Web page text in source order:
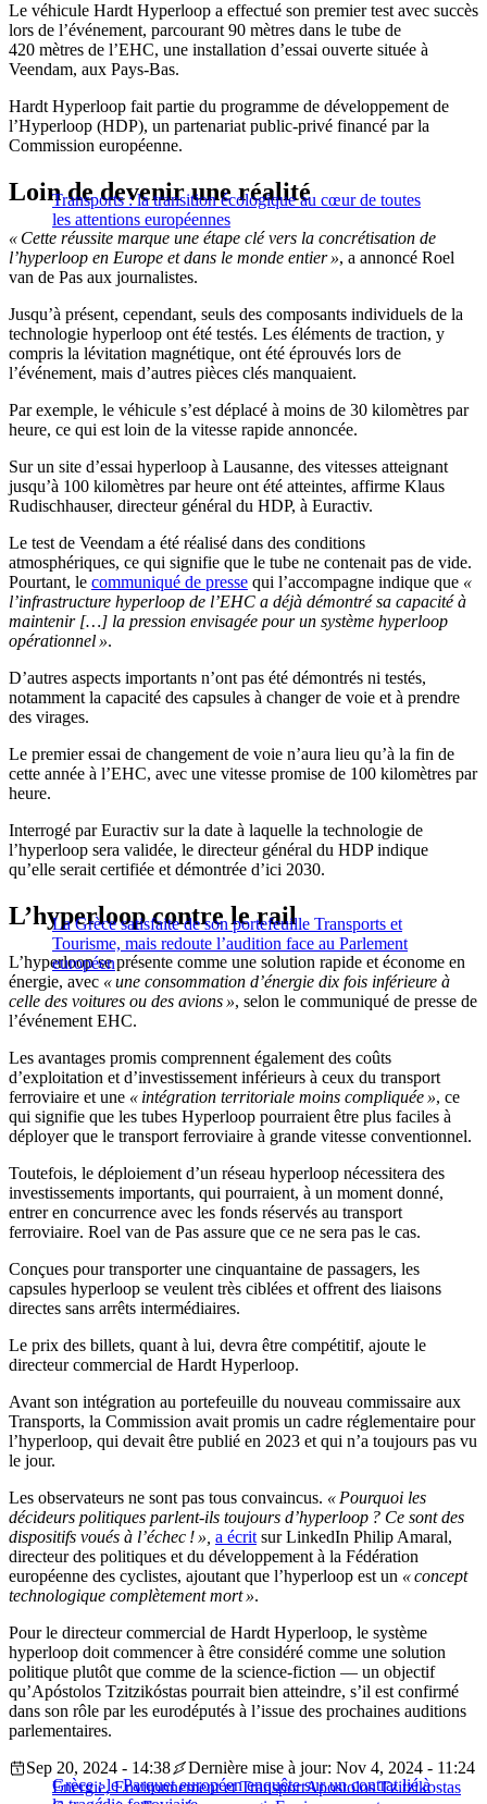
Le véhicule Hardt Hyperloop a effectué son premier test avec succès
lors de l’événement, parcourant 90 mètres dans le tube de
420 mètres de l’EHC, une installation d’essai ouverte située à
Veendam, aux Pays-Bas.
Hardt Hyperloop fait partie du programme de développement de
l’Hyperloop (HDP), un partenariat public-privé financé par la
Commission européenne.
Transports : la transition écologique au cœur de toutes
les attentions européennes
Loin de devenir une réalité
« Cette réussite marque une étape clé vers la concrétisation de
l’hyperloop en Europe et dans le monde entier », a annoncé Roel
van de Pas aux journalistes.
Jusqu’à présent, cependant, seuls des composants individuels de la
technologie hyperloop ont été testés. Les éléments de traction, y
compris la lévitation magnétique, ont été éprouvés lors de
l’événement, mais d’autres pièces clés manquaient.
Par exemple, le véhicule s’est déplacé à moins de 30 kilomètres par
heure, ce qui est loin de la vitesse rapide annoncée.
Sur un site d’essai hyperloop à Lausanne, des vitesses atteignant
jusqu’à 100 kilomètres par heure ont été atteintes, affirme Klaus
Rudischhauser, directeur général du HDP, à Euractiv.
Le test de Veendam a été réalisé dans des conditions
atmosphériques, ce qui signifie que le tube ne contenait pas de vide.
Pourtant, le communiqué de presse qui l’accompagne indique que «
l’infrastructure hyperloop de l’EHC a déjà démontré sa capacité à
maintenir […] la pression envisagée pour un système hyperloop
opérationnel ».
D’autres aspects importants n’ont pas été démontrés ni testés,
notamment la capacité des capsules à changer de voie et à prendre
des virages.
Le premier essai de changement de voie n’aura lieu qu’à la fin de
cette année à l’EHC, avec une vitesse promise de 100 kilomètres par
heure.
Interrogé par Euractiv sur la date à laquelle la technologie de
l’hyperloop sera validée, le directeur général du HDP indique
qu’elle serait certifiée et démontrée d’ici 2030.
La Grèce satisfaite de son portefeuille Transports et
Tourisme, mais redoute l’audition face au Parlement
européen
L’hyperloop contre le rail
L’hyperloop se présente comme une solution rapide et économe en
énergie, avec « une consommation d’énergie dix fois inférieure à
celle des voitures ou des avions », selon le communiqué de presse de
l’événement EHC.
Les avantages promis comprennent également des coûts
d’exploitation et d’investissement inférieurs à ceux du transport
ferroviaire et une « intégration territoriale moins compliquée », ce
qui signifie que les tubes Hyperloop pourraient être plus faciles à
déployer que le transport ferroviaire à grande vitesse conventionnel.
Toutefois, le déploiement d’un réseau hyperloop nécessitera des
investissements importants, qui pourraient, à un moment donné,
entrer en concurrence avec les fonds réservés au transport
ferroviaire. Roel van de Pas assure que ce ne sera pas le cas.
Conçues pour transporter une cinquantaine de passagers, les
capsules hyperloop se veulent très ciblées et offrent des liaisons
directes sans arrêts intermédiaires.
Le prix des billets, quant à lui, devra être compétitif, ajoute le
directeur commercial de Hardt Hyperloop.
Avant son intégration au portefeuille du nouveau commissaire aux
Transports, la Commission avait promis un cadre réglementaire pour
l’hyperloop, qui devait être publié en 2023 et qui n’a toujours pas vu
le jour.
Les observateurs ne sont pas tous convaincus. « Pourquoi les
décideurs politiques parlent-ils toujours d’hyperloop ? Ce sont des
dispositifs voués à l’échec ! », a écrit sur LinkedIn Philip Amaral,
directeur des politiques et du développement à la Fédération
européenne des cyclistes, ajoutant que l’hyperloop est un « concept
technologique complètement mort ».
Pour le directeur commercial de Hardt Hyperloop, le système
hyperloop doit commencer à être considéré comme une solution
politique plutôt que comme de la science-fiction — un objectif
qu’Apóstolos Tzitzikóstas pourrait bien atteindre, s’il est confirmé
dans son rôle par les eurodéputés à l’issue des prochaines auditions
parlementaires.
Grèce : le Parquet européen enquête sur un contrat lié à
Sep 20, 2024 - 14:38
Dernière mise à jour: Nov 4, 2024 - 11:24
Energie, Environnement et TransportApostolos Tzitzikostas